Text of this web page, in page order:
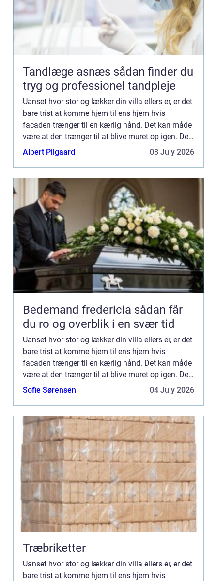
Tandlæge asnæs sådan finder du
tryg og professionel tandpleje
Uanset hvor stor og lækker din villa ellers er, er det
bare trist at komme hjem til ens hjem hvis
facaden trænger til en kærlig hånd. Det kan måde
være at den trænger til at blive muret op igen. Det
kan også være at det blot er nødvendigt at male
Albert Pilgaard 08 July 2026
Bedemand fredericia sådan får
du ro og overblik i en svær tid
Uanset hvor stor og lækker din villa ellers er, er det
bare trist at komme hjem til ens hjem hvis
facaden trænger til en kærlig hånd. Det kan måde
være at den trænger til at blive muret op igen. Det
kan også være at det blot er nødvendigt at male
Sofie Sørensen 04 July 2026
Træbriketter
Uanset hvor stor og lækker din villa ellers er, er det
bare trist at komme hjem til ens hjem hvis